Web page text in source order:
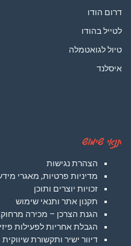
דרום הודו
לטייל בהודו
טיול לגואטמלה
איסלנד
תנאי שימוש
הצהרת נגישות
מדיניות פרטיות, מאגרי
זכויות יוצרים ותוכן
תקנון אתר ותנאי שימוש
הגנת הצרכן – מכירה
הגבלת אחריות לפעילות
דיוור ישיר ותקשורת שיווקית